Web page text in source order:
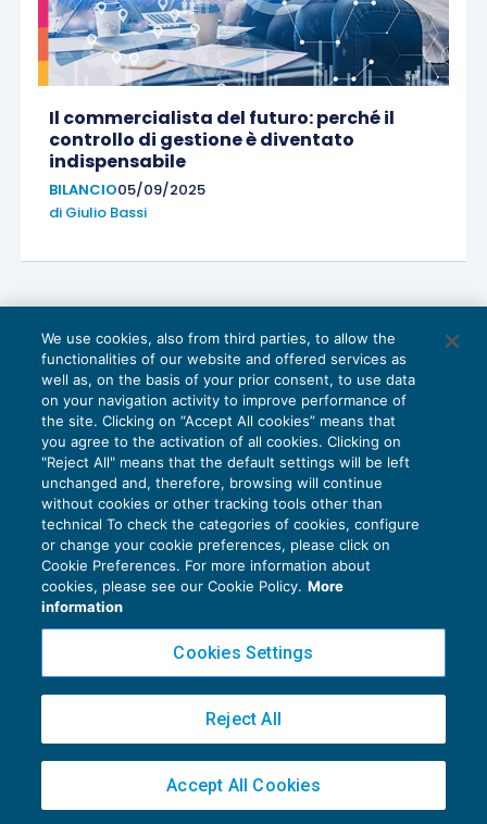
Il commercialista del futuro: perché il
controllo di gestione è diventato
indispensabile
BILANCIO05/09/2025
di Giulio Bassi
Euroconference e Giappichelli insieme per
una formazione d’eccellenza
OPINIONI E ISTITUZIONI05/09/2025
We use cookies, also from third parties, to allow the
functionalities of our website and offered services as
well as, on the basis of your prior consent, to use data
on your navigation activity to improve performance of
the site. Clicking on “Accept All cookies” means that
you agree to the activation of all cookies. Clicking on
"Reject All" means that the default settings will be left
unchanged and, therefore, browsing will continue
without cookies or other tracking tools other than
technical To check the categories of cookies, configure
or change your cookie preferences, please click on
Cookie Preferences. For more information about
cookies, please see our Cookie Policy. More
information
Cookies Settings
Reject All
Accept All Cookies